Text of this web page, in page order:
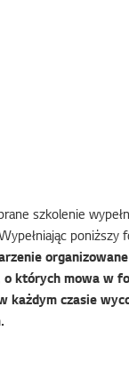
szkolenie
poniższy
o których mowa w
każdym czasie